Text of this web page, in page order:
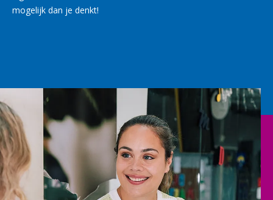
mogelijk dan je denkt!